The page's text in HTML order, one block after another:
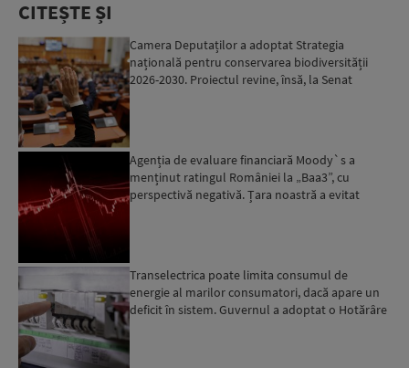
CITEȘTE ȘI
Camera Deputaților a adoptat Strategia
națională pentru conservarea biodiversității
2026-2030. Proiectul revine, însă, la Senat
Agenția de evaluare financiară Moody`s a
menținut ratingul României la „Baa3”, cu
perspectivă negativă. Țara noastră a evitat
Transelectrica poate limita consumul de
energie al marilor consumatori, dacă apare un
deficit în sistem. Guvernul a adoptat o Hotărâre